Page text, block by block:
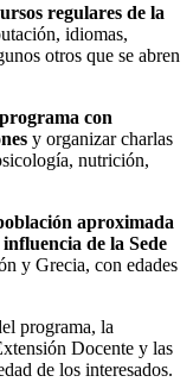
regulares de la
idiomas,
otros que se abren
con
y organizar charlas
nutrición,
aproximada
de la Sede
y Grecia, con edades
programa, la
Docente y las
de los interesados.